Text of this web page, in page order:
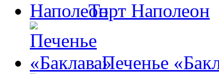
Торт Наполеон
Печенье